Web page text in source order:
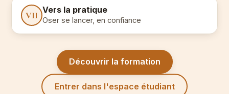
VII Vers la pratique
Oser se lancer, en confiance
Découvrir la formation
Entrer dans l'espace étudiant